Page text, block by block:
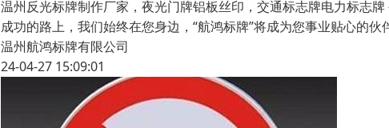
温州反光标牌制作厂家，夜光门牌铝板丝印，交通标志牌电力标志
成功的路上，我们始终在您身边，“航鸿标牌”将成为您事业贴心的
温州航鸿标牌有限公司
24-04-27 15:09:01